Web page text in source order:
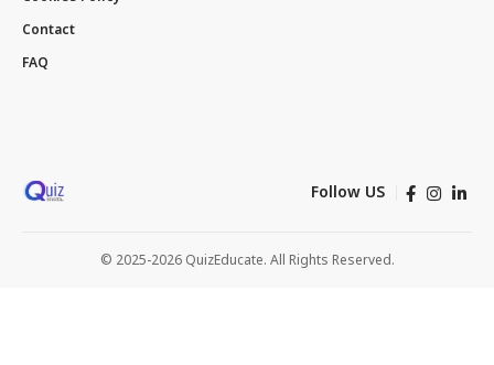
Contact
FAQ
Follow US
© 2025-2026 QuizEducate. All Rights Reserved.